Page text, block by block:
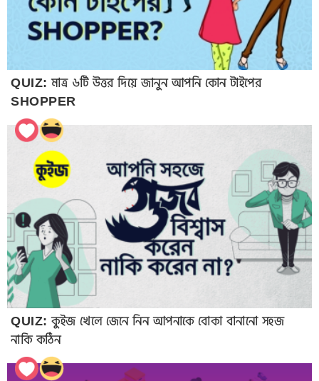
QUIZ: মাত্র ৬টি উত্তর দিয়ে জানুন আপনি কোন টাইপের
SHOPPER
QUIZ: কুইজ খেলে জেনে নিন আপনাকে বোকা বানানো সহজ
নাকি কঠিন